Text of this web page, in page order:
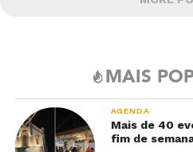
MAIS
AGENDA
Mais de 40
fim de